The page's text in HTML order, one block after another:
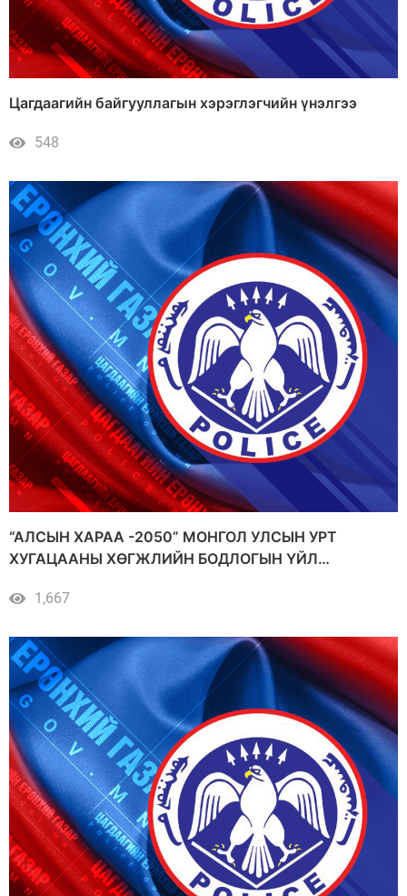
Цагдаагийн байгууллагын хэрэглэгчийн үнэлгээ
548
“АЛСЫН ХАРАА -2050” МОНГОЛ УЛСЫН УРТ
ХУГАЦААНЫ ХӨГЖЛИЙН БОДЛОГЫН ҮЙЛ
1,667